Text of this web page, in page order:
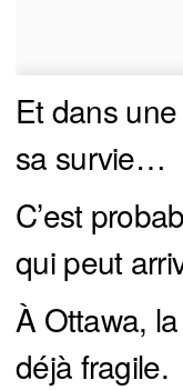
Et dans
sa survie…
C’est
qui peut
À Ottawa,
déjà fragile.